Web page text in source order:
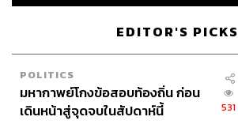
EDITOR'S PICKS
POLITICS
มหากาพย์โกงข้อสอบท้องถิ่น ก่อน
เดินหน้าสู่จุดจบในสัปดาห์นี้
531